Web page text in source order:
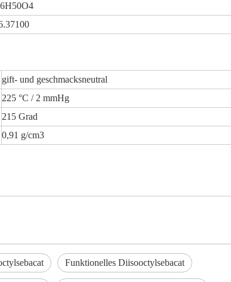
gift- und geschmacksneutral
225 °C / 2 mmHg
215 Grad
0,91 g/cm3
Funktionelles Diisooctylsebacat